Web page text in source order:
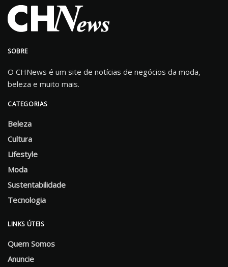
SOBRE
O CHNews é um site de notícias de negócios da moda,
beleza e muito mais.
CATEGORIAS
Beleza
Cultura
Lifestyle
Moda
Sustentabilidade
Tecnologia
LINKS ÚTEIS
Quem Somos
Anuncie